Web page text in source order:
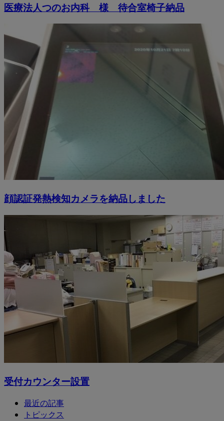
医療法人つのお内科 様 待合室椅子納品
顔認証発熱検知カメラを納品しました
受付カウンター設置
最近の記事
トピックス